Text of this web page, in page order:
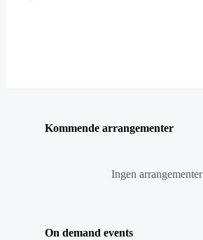
Kommende arrangementer
Ingen arrangementer
On demand events